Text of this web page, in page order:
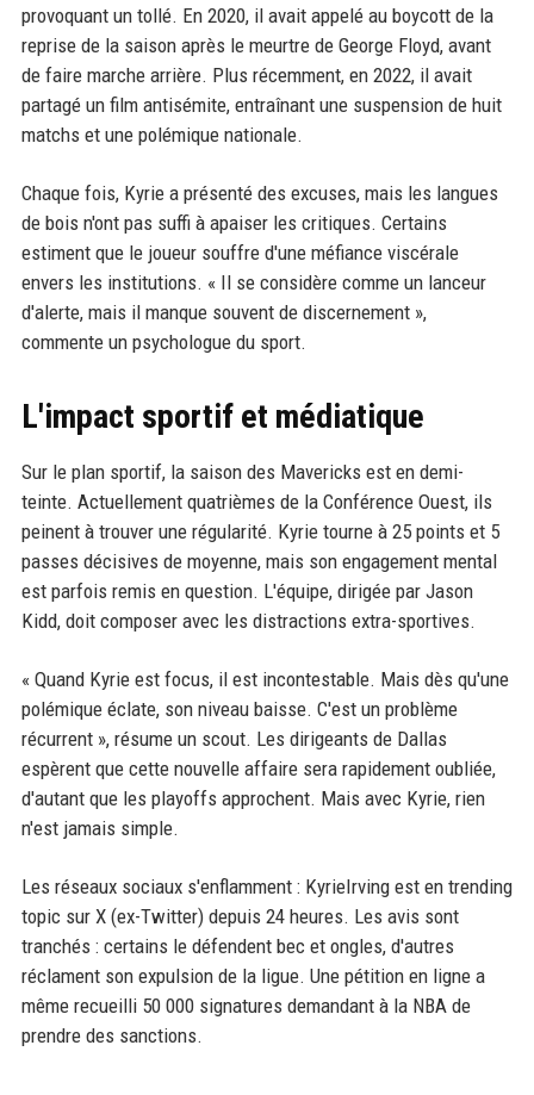
provoquant un tollé. En 2020, il avait appelé au boycott de la
reprise de la saison après le meurtre de George Floyd, avant
de faire marche arrière. Plus récemment, en 2022, il avait
partagé un film antisémite, entraînant une suspension de huit
matchs et une polémique nationale.
Chaque fois, Kyrie a présenté des excuses, mais les langues
de bois n'ont pas suffi à apaiser les critiques. Certains
estiment que le joueur souffre d'une méfiance viscérale
envers les institutions. « Il se considère comme un lanceur
d'alerte, mais il manque souvent de discernement »,
commente un psychologue du sport.
L'impact sportif et médiatique
Sur le plan sportif, la saison des Mavericks est en demi-
teinte. Actuellement quatrièmes de la Conférence Ouest, ils
peinent à trouver une régularité. Kyrie tourne à 25 points et 5
passes décisives de moyenne, mais son engagement mental
est parfois remis en question. L'équipe, dirigée par Jason
Kidd, doit composer avec les distractions extra-sportives.
« Quand Kyrie est focus, il est incontestable. Mais dès qu'une
polémique éclate, son niveau baisse. C'est un problème
récurrent », résume un scout. Les dirigeants de Dallas
espèrent que cette nouvelle affaire sera rapidement oubliée,
d'autant que les playoffs approchent. Mais avec Kyrie, rien
n'est jamais simple.
Les réseaux sociaux s'enflamment : KyrieIrving est en trending
topic sur X (ex-Twitter) depuis 24 heures. Les avis sont
tranchés : certains le défendent bec et ongles, d'autres
réclament son expulsion de la ligue. Une pétition en ligne a
même recueilli 50 000 signatures demandant à la NBA de
prendre des sanctions.